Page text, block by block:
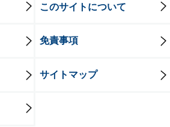
このサイトについて
免責事項
サイトマップ